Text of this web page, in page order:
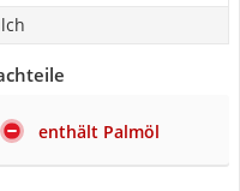
enthält Palmöl